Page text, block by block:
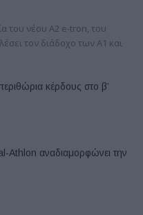
του νέου A2 e-tron, του
τον διάδοχο των A1 και
κέρδους στο β’
Athlon αναδιαμορφώνει την